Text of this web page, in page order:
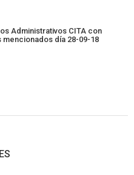
Administrativos CITA con
día 28-09-18